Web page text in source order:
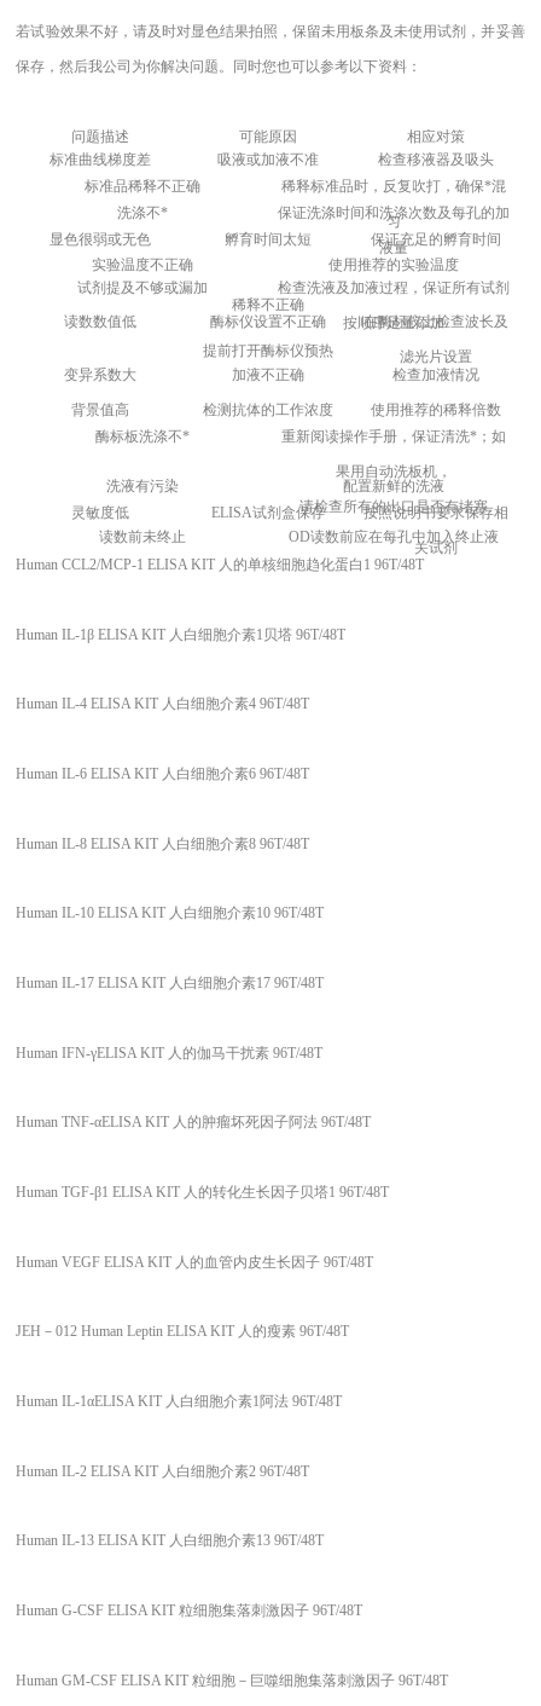
若试验效果不好，请及时对显色结果拍照，保留未用板条及未使用试剂，并妥善
保存，然后我公司为你解决问题。同时您也可以参考以下资料：
问题描述 可能原因
相应对策
标准曲线梯度差
吸液或加液不准
检查移液器及吸头
标准品稀释不正确
稀释标准品时，反复吹打，确保*混
匀
洗涤不* 保证洗涤时间和洗涤次数及每孔的加
液量
显色很弱或无色 孵育时间太短
保证充足的孵育时间
实验温度不正确
使用推荐的实验温度
试剂提及不够或漏加
检查洗液及加液过程，保证所有试剂
按顺序足量添加
稀释不正确
读数数值低
酶标仪设置不正确 在酶标仪上检查波长及
滤光片设置
提前打开酶标仪预热
变异系数大
加液不正确 检查加液情况
背景值高 检测抗体的工作浓度
使用推荐的稀释倍数
酶标板洗涤不*
重新阅读操作手册，保证清洗*；如
果用自动洗板机，
请检查所有的出口是否有堵塞
洗液有污染
配置新鲜的洗液
灵敏度低
ELISA试剂盒保存 按照说明书要求保存相
关试剂
读数前未终止 OD读数前应在每孔中加入终止液
Human CCL2/MCP-1 ELISA KIT 人的单核细胞趋化蛋白1 96T/48T
Human IL-1β ELISA KIT 人白细胞介素1贝塔 96T/48T
Human IL-4 ELISA KIT 人白细胞介素4 96T/48T
Human IL-6 ELISA KIT 人白细胞介素6 96T/48T
Human IL-8 ELISA KIT 人白细胞介素8 96T/48T
Human IL-10 ELISA KIT 人白细胞介素10 96T/48T
Human IL-17 ELISA KIT 人白细胞介素17 96T/48T
Human IFN-γELISA KIT 人的伽马干扰素 96T/48T
Human TNF-αELISA KIT 人的肿瘤坏死因子阿法 96T/48T
Human TGF-β1 ELISA KIT 人的转化生长因子贝塔1 96T/48T
Human VEGF ELISA KIT 人的血管内皮生长因子 96T/48T
JEH －012 Human Leptin ELISA KIT 人的瘦素 96T/48T
Human IL-1αELISA KIT 人白细胞介素1阿法 96T/48T
Human IL-2 ELISA KIT 人白细胞介素2 96T/48T
Human IL-13 ELISA KIT 人白细胞介素13 96T/48T
Human G-CSF ELISA KIT 粒细胞集落刺激因子 96T/48T
Human GM-CSF ELISA KIT 粒细胞－巨噬细胞集落刺激因子 96T/48T